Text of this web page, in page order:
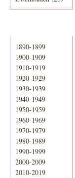
1890-1899
1900-1909
1910-1919
1920-1929
1930-1939
1940-1949
1950-1959
1960-1969
1970-1979
1980-1989
1990-1999
2000-2009
2010-2019